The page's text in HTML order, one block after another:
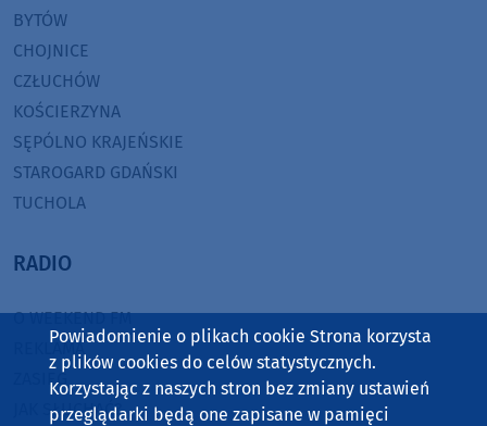
BYTÓW
CHOJNICE
CZŁUCHÓW
KOŚCIERZYNA
SĘPÓLNO KRAJEŃSKIE
STAROGARD GDAŃSKI
TUCHOLA
RADIO
O WEEKEND FM
REKLAMA
ZASIĘG
JAK SŁUCHAĆ?
Powiadomienie o plikach cookie Strona korzysta
z plików cookies do celów statystycznych.
Korzystając z naszych stron bez zmiany ustawień
przeglądarki będą one zapisane w pamięci